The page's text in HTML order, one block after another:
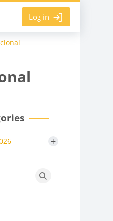
Log in
+
Search courses